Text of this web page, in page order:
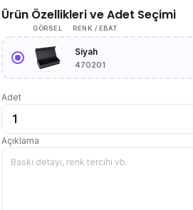
Ürün Özellikleri ve Adet Seçimi
GÖRSEL RENK / EBAT
Siyah
470201
Adet
Açıklama